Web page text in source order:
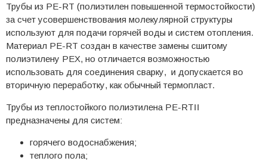
Трубы из PE-RT (полиэтилен повышенной термостойкости)
за счет усовершенствования молекулярной структуры
используют для подачи горячей воды и систем отопления.
Материал PE-RT создан в качестве замены сшитому
полиэтилену PEX, но отличается возможностью
использовать для соединения сварку, и допускается во
вторичную переработку, как обычный термопласт.
Трубы из теплостойкого полиэтилена PE-RTII
предназначены для систем:
горячего водоснабжения;
теплого пола;